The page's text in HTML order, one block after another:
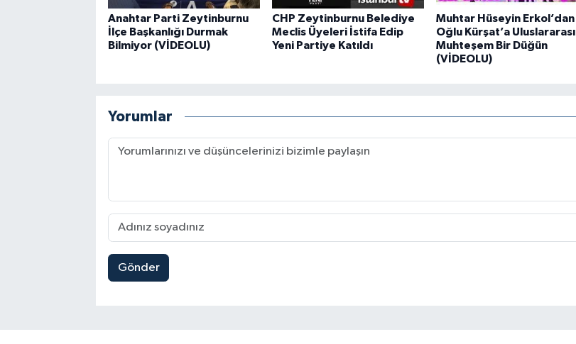
Anahtar Parti Zeytinburnu
İlçe Başkanlığı Durmak
Bilmiyor (VİDEOLU)
CHP Zeytinburnu Belediye
Meclis Üyeleri İstifa Edip
Yeni Partiye Katıldı
Muhtar Hüseyin Erkol’dan
Oğlu Kürşat’a Uluslararası
Muhteşem Bir Düğün
(VİDEOLU)
Yorumlar
Gönder